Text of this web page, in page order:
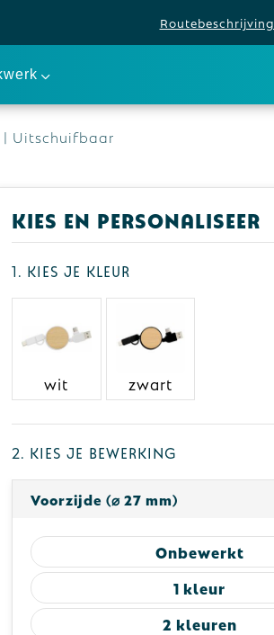
Routebeschrijving
| Uitschuifbaar
Kies en personaliseer
1. Kies je kleur
wit zwart
2. Kies je bewerking
Voorzijde (⌀ 27 mm)
Onbewerkt
1
2